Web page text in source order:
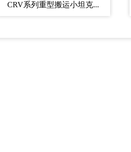
CRV系列重型搬运小坦克...